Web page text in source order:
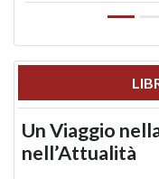
Un Viaggio
nell’Attualità